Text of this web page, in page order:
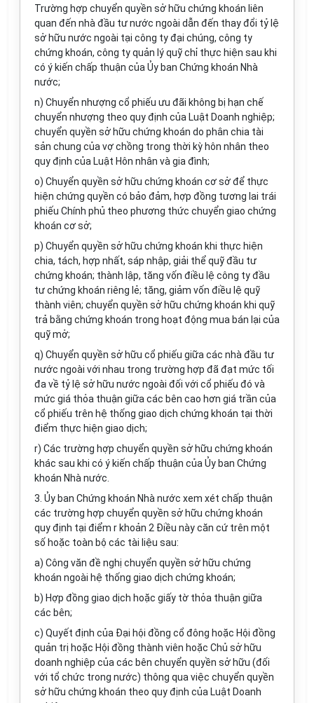
Trường hợp chuyển quyền sở hữu chứng khoán liên
quan đến nhà đầu tư nước ngoài dẫn đến thay đổi tỷ lệ
sở hữu nước ngoài tại công ty đại chúng, công ty
chứng khoán, công ty quản lý quỹ chỉ thực hiện sau khi
có ý kiến chấp thuận của Ủy ban Chứng khoán Nhà
nước;
n) Chuyển nhượng cổ phiếu ưu đãi không bị hạn chế
chuyển nhượng theo quy định của Luật Doanh nghiệp;
chuyển quyền sở hữu chứng khoán do phân chia tài
sản chung của vợ chồng trong thời kỳ hôn nhân theo
quy định của Luật Hôn nhân và gia đình;
o) Chuyển quyền sở hữu chứng khoán cơ sở để thực
hiện chứng quyền có bảo đảm, hợp đồng tương lai trái
phiếu Chính phủ theo phương thức chuyển giao chứng
khoán cơ sở;
p) Chuyển quyền sở hữu chứng khoán khi thực hiện
chia, tách, hợp nhất, sáp nhập, giải thể quỹ đầu tư
chứng khoán; thành lập, tăng vốn điều lệ công ty đầu
tư chứng khoán riêng lẻ; tăng, giảm vốn điều lệ quỹ
thành viên; chuyển quyền sở hữu chứng khoán khi quỹ
trả bằng chứng khoán trong hoạt động mua bán lại của
quỹ mở;
q) Chuyển quyền sở hữu cổ phiếu giữa các nhà đầu tư
nước ngoài với nhau trong trường hợp đã đạt mức tối
đa về tỷ lệ sở hữu nước ngoài đối với cổ phiếu đó và
mức giá thỏa thuận giữa các bên cao hơn giá trần của
cổ phiếu trên hệ thống giao dịch chứng khoán tại thời
điểm thực hiện giao dịch;
r) Các trường hợp chuyển quyền sở hữu chứng khoán
khác sau khi có ý kiến chấp thuận của Ủy ban Chứng
khoán Nhà nước.
3. Ủy ban Chứng khoán Nhà nước xem xét chấp thuận
các trường hợp chuyển quyền sở hữu chứng khoán
quy định tại điểm r khoản 2 Điều này căn cứ trên một
số hoặc toàn bộ các tài liệu sau:
a) Công văn đề nghị chuyển quyền sở hữu chứng
khoán ngoài hệ thống giao dịch chứng khoán;
b) Hợp đồng giao dịch hoặc giấy tờ thỏa thuận giữa
các bên;
c) Quyết định của Đại hội đồng cổ đông hoặc Hội đồng
quản trị hoặc Hội đồng thành viên hoặc Chủ sở hữu
doanh nghiệp của các bên chuyển quyền sở hữu (đối
với tổ chức trong nước) thông qua việc chuyển quyền
sở hữu chứng khoán theo quy định của Luật Doanh